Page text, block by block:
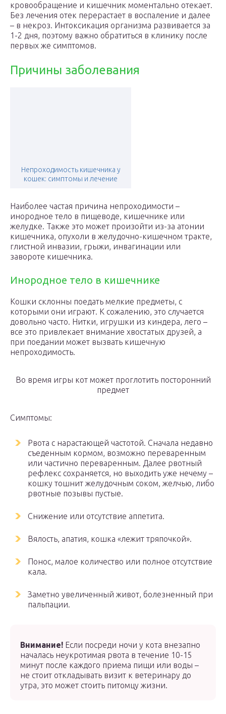
кровообращение и кишечник моментально отекает.
Без лечения отек перерастает в воспаление и далее
– в некроз. Интоксикация организма развивается за
1-2 дня, поэтому важно обратиться в клинику после
первых же симптомов.
Причины заболевания
Непроходимость кишечника у
кошек: симптомы и лечение
Наиболее частая причина непроходимости –
инородное тело в пищеводе, кишечнике или
желудке. Также это может произойти из-за атонии
кишечника, опухоли в желудочно-кишечном тракте,
глистной инвазии, грыжи, инвагинации или
завороте кишечника.
Инородное тело в кишечнике
Кошки склонны поедать мелкие предметы, с
которыми они играют. К сожалению, это случается
довольно часто. Нитки, игрушки из киндера, лего –
все это привлекает внимание хвостатых друзей, а
при поедании может вызвать кишечную
непроходимость.
Во время игры кот может проглотить посторонний
предмет
Симптомы:
Рвота с нарастающей частотой. Сначала недавно
съеденным кормом, возможно переваренным
или частично переваренным. Далее рвотный
рефлекс сохраняется, но выходить уже нечему –
кошку тошнит желудочным соком, желчью, либо
рвотные позывы пустые.
Снижение или отсутствие аппетита.
Вялость, апатия, кошка «лежит тряпочкой».
Понос, малое количество или полное отсутствие
кала.
Заметно увеличенный живот, болезненный при
пальпации.
Внимание! Если посреди ночи у кота внезапно
началась неукротимая рвота в течение 10-15
минут после каждого приема пищи или воды –
не стоит откладывать визит к ветеринару до
утра, это может стоить питомцу жизни.